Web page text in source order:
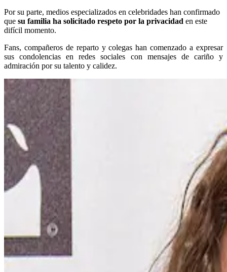
Por su parte, medios especializados en celebridades han confirmado
que su familia ha solicitado respeto por la privacidad en este
difícil momento.
Fans, compañeros de reparto y colegas han comenzado a expresar
sus condolencias en redes sociales con mensajes de cariño y
admiración por su talento y calidez.